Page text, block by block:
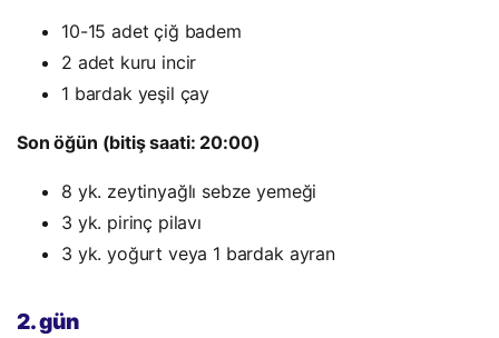
10-15 adet çiğ badem
2 adet kuru incir
1 bardak yeşil çay
Son öğün (bitiş saati: 20:00)
8 yk. zeytinyağlı sebze yemeği
3 yk. pirinç pilavı
3 yk. yoğurt veya 1 bardak ayran
2. gün